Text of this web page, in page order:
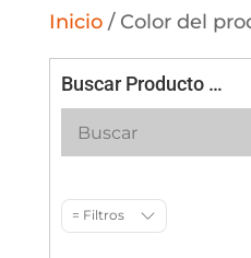
Inicio/ Color del
Buscar Producto …
= Filtros